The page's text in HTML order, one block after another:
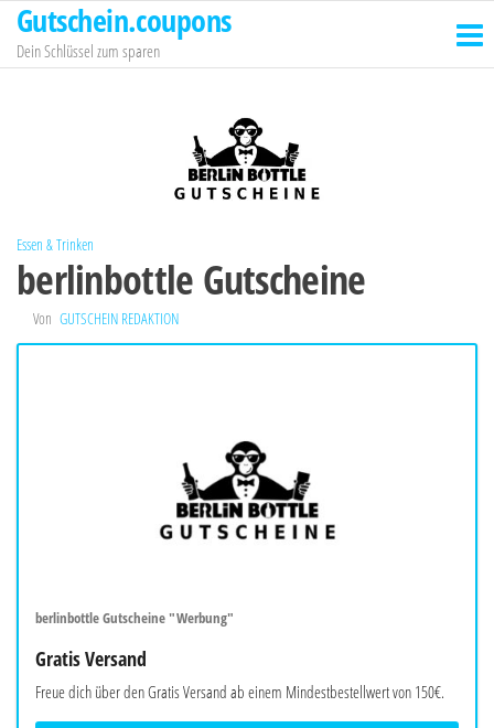
Zum
Inhalt
springen
Gutschein.coupons
Dein Schlüssel zum sparen
Essen & Trinken
berlinbottle Gutscheine
Von GUTSCHEIN REDAKTION
berlinbottle Gutscheine "Werbung"
Gratis Versand
Freue dich über den Gratis Versand ab einem Mindestbestellwert von 150€.